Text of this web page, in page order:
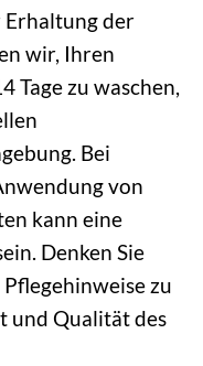
Erhaltung der
wir, Ihren
Tage zu waschen,
Bei
von
kann eine
Denken Sie
zu
und Qualität des